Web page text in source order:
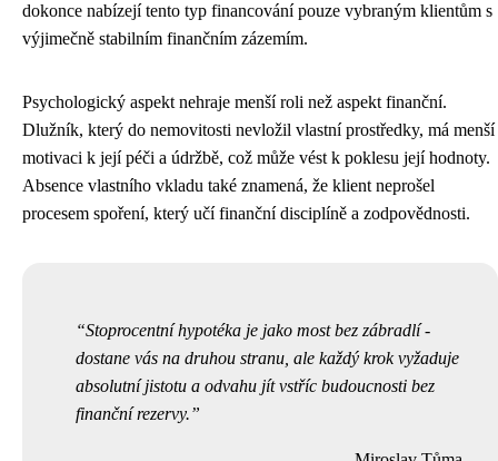
dokonce nabízejí tento typ financování pouze vybraným klientům s
výjimečně stabilním finančním zázemím.
Psychologický aspekt nehraje menší roli než aspekt finanční.
Dlužník, který do nemovitosti nevložil vlastní prostředky, má menší
motivaci k její péči a údržbě, což může vést k poklesu její hodnoty.
Absence vlastního vkladu také znamená, že klient neprošel
procesem spoření, který učí finanční disciplíně a zodpovědnosti.
Stoprocentní hypotéka je jako most bez zábradlí -
dostane vás na druhou stranu, ale každý krok vyžaduje
absolutní jistotu a odvahu jít vstříc budoucnosti bez
finanční rezervy.